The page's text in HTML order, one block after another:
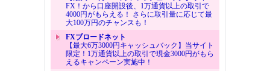
FX！から口座開設後、1万通貨以上の取引で
4000円がもらえる！ さらに取引量に応じて最
大100万円のチャンスも！
FXブロードネット
【最大6万3000円キャッシュバック】当サイト
限定！1万通貨以上の取引で現金3000円がもら
えるキャンペーン実施中！